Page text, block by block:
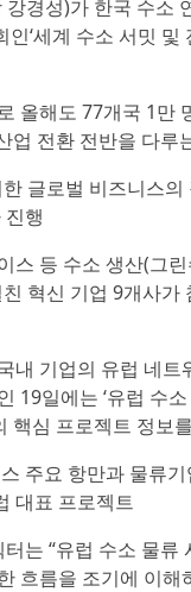
경성)가 한국 수
‘세계 수소 서밋
올해도 77개국 1
전환 전반을 다루
글로벌 비즈니스
행
등 수소 생산(그
혁신 기업 9개사
내 기업의 유럽 네
19일에는 ‘유럽 수
핵심 프로젝트 정보
스 주요 항만과 물
대표 프로젝트
는 “유럽 수소 물
흐름을 조기에 이